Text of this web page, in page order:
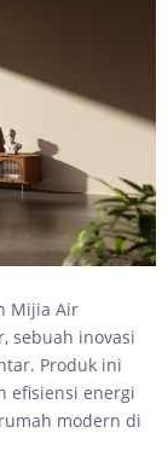
Mijia Air
sebuah inovasi
Produk ini
efisiensi energi
modern di